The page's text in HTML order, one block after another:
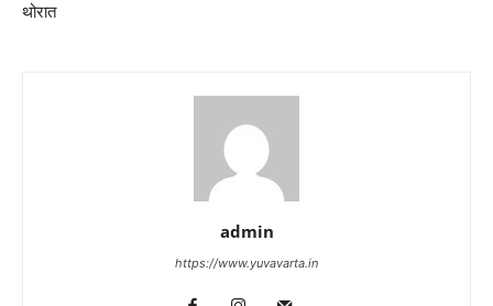
थोरात
admin
https://www.yuvavarta.in